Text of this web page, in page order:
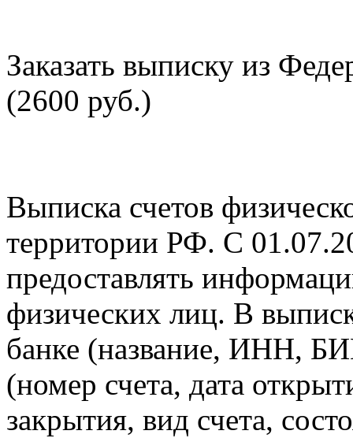
Заказать выписку из
(2600 руб.)
Выписка счетов
территории РФ. С
предоставлять
физических лиц. В
банке (название, ИНН,
(номер счета, дата
закрытия, вид счета,